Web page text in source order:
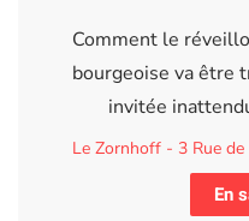
Comment le
bourgeoise va être
invitée
Le Zornhoff - 3 Rue
En